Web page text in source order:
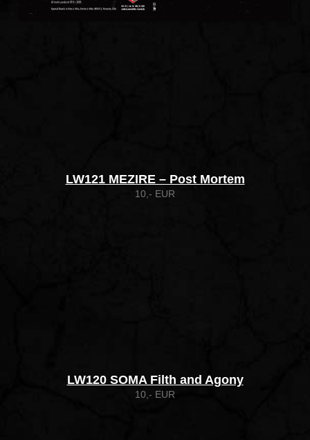
LW121 MEZIRE – Post Mortem
10,- EUR
LW120 SOMA Filth and Agony
10,- EUR